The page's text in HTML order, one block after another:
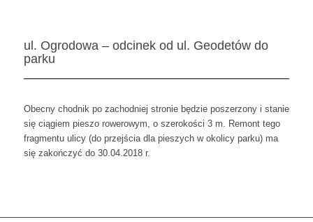
ul. Ogrodowa – odcinek od ul. Geodetów do
parku
Obecny chodnik po zachodniej stronie będzie poszerzony i stanie
się ciągiem pieszo rowerowym, o szerokości 3 m. Remont tego
fragmentu ulicy (do przejścia dla pieszych w okolicy parku) ma
się zakończyć do 30.04.2018 r.